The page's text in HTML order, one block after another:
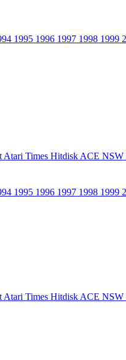
1995 1996 1997 1998 1999
Atari Times Hitdisk ACE NSW
1995 1996 1997 1998 1999
Atari Times Hitdisk ACE NSW